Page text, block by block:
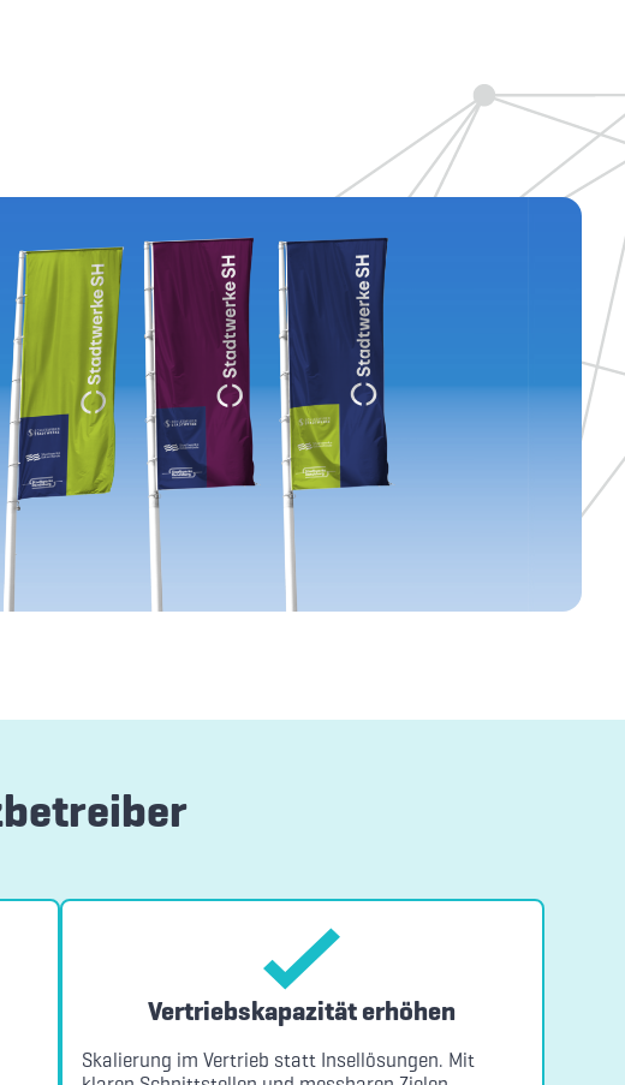
Vertriebskapazität erhöhen
Skalierung im Vertrieb statt Insellösungen. Mit